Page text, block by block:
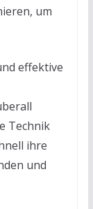
um
effektive
Technik
ihre
und